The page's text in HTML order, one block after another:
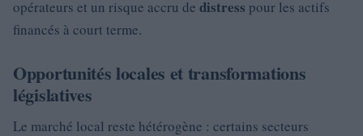
opérateurs et un risque accru de distress pour les actifs
financés à court terme.
Opportunités locales et transformations
législatives
Le marché local reste hétérogène : certains secteurs